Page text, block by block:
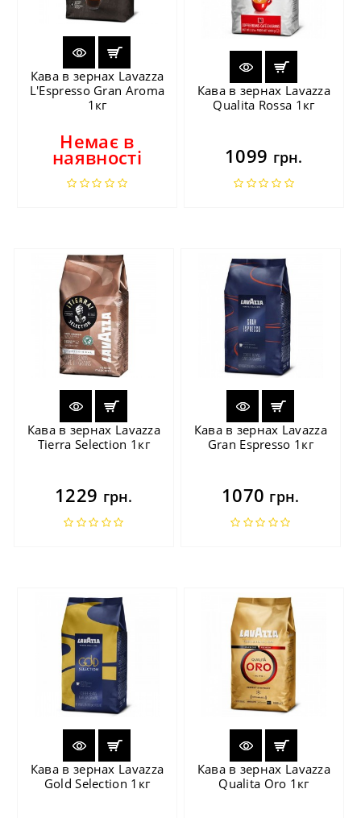
Кава в зернах Lavazza
L'Espresso Gran Aroma
1кг
Немає в
наявності
Кава в зернах Lavazza
Qualita Rossa 1кг
1099 грн.
Кава в зернах Lavazza
Tierra Selection 1кг
1229 грн.
Кава в зернах Lavazza
Gran Espresso 1кг
1070 грн.
Кава в зернах Lavazza
Gold Selection 1кг
Кава в зернах Lavazza
Qualita Oro 1кг